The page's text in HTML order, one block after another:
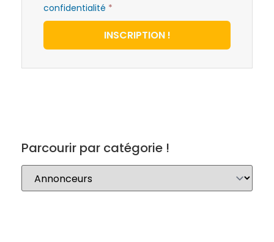
confidentialité *
INSCRIPTION !
Parcourir par catégorie !